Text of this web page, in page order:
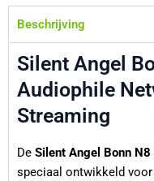
aantal
Beschrijving
Silent Angel
Audiophile
Streaming
De Silent Angel Bonn
speciaal ontwikkeld